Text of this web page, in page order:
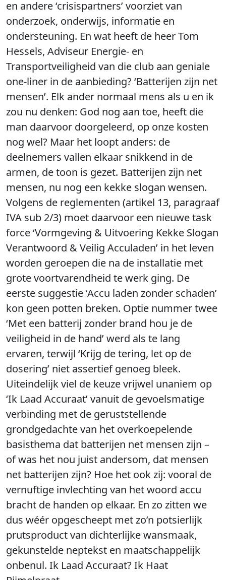
en andere ‘crisispartners’ voorziet van
onderzoek, onderwijs, informatie en
ondersteuning. En wat heeft de heer Tom
Hessels, Adviseur Energie- en
Transportveiligheid van die club aan geniale
one-liner in de aanbieding? ‘Batterijen zijn net
mensen’. Elk ander normaal mens als u en ik
zou nu denken: God nog aan toe, heeft die
man daarvoor doorgeleerd, op onze kosten
nog wel? Maar het loopt anders: de
deelnemers vallen elkaar snikkend in de
armen, de toon is gezet. Batterijen zijn net
mensen, nu nog een kekke slogan wensen.
Volgens de reglementen (artikel 13, paragraaf
IVA sub 2/3) moet daarvoor een nieuwe task
force ‘Vormgeving & Uitvoering Kekke Slogan
Verantwoord & Veilig Acculaden’ in het leven
worden geroepen die na de installatie met
grote voortvarendheid te werk ging. De
eerste suggestie ‘Accu laden zonder schaden’
kon geen potten breken. Optie nummer twee
‘Met een batterij zonder brand hou je de
veiligheid in de hand’ werd als te lang
ervaren, terwijl ‘Krijg de tering, let op de
dosering’ niet assertief genoeg bleek.
Uiteindelijk viel de keuze vrijwel unaniem op
‘Ik Laad Accuraat’ vanuit de gevoelsmatige
verbinding met de geruststellende
grondgedachte van het overkoepelende
basisthema dat batterijen net mensen zijn –
of was het nou juist andersom, dat mensen
net batterijen zijn? Hoe het ook zij: vooral de
vernuftige invlechting van het woord accu
bracht de handen op elkaar. En zo zitten we
dus wéér opgescheept met zo’n potsierlijk
prutsproduct van dichterlijke wansmaak,
gekunstelde neptekst en maatschappelijk
onbenul. Ik Laad Accuraat? Ik Haat